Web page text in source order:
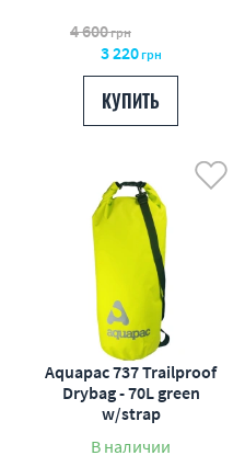
4 600грн
3 220грн
КУПИТЬ
Aquapac 737 Trailproof
Drybag - 70L green
w/strap
В наличии